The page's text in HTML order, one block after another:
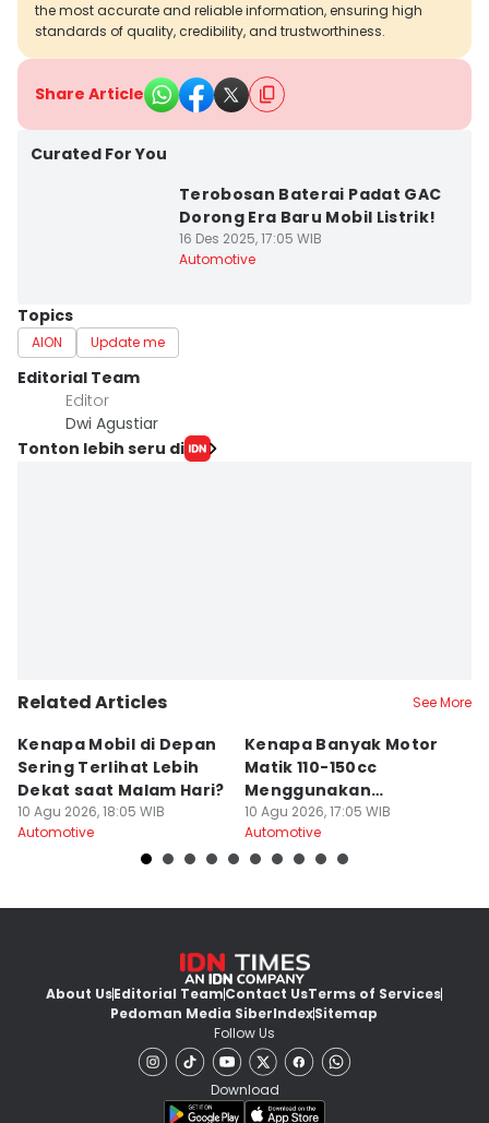
the most accurate and reliable information, ensuring high
standards of quality, credibility, and trustworthiness.
Share Article
Curated For You
Terobosan Baterai Padat GAC
Dorong Era Baru Mobil Listrik!
16 Des 2025, 17:05 WIB
Automotive
Topics
AION Update me
Editorial Team
Editor
Dwi Agustiar
Tonton lebih seru di
Related Articles See More
Kenapa Mobil di Depan
Sering Terlihat Lebih
Dekat saat Malam Hari?
10 Agu 2026, 18:05 WIB
Automotive
Kenapa Banyak Motor
Matik 110-150cc
Menggunakan
Shockbreaker Tunggal?
10 Agu 2026, 17:05 WIB
Automotive
About UsEditorial TeamContact UsTerms of Services
Pedoman Media SiberIndexSitemap
Follow Us
Download